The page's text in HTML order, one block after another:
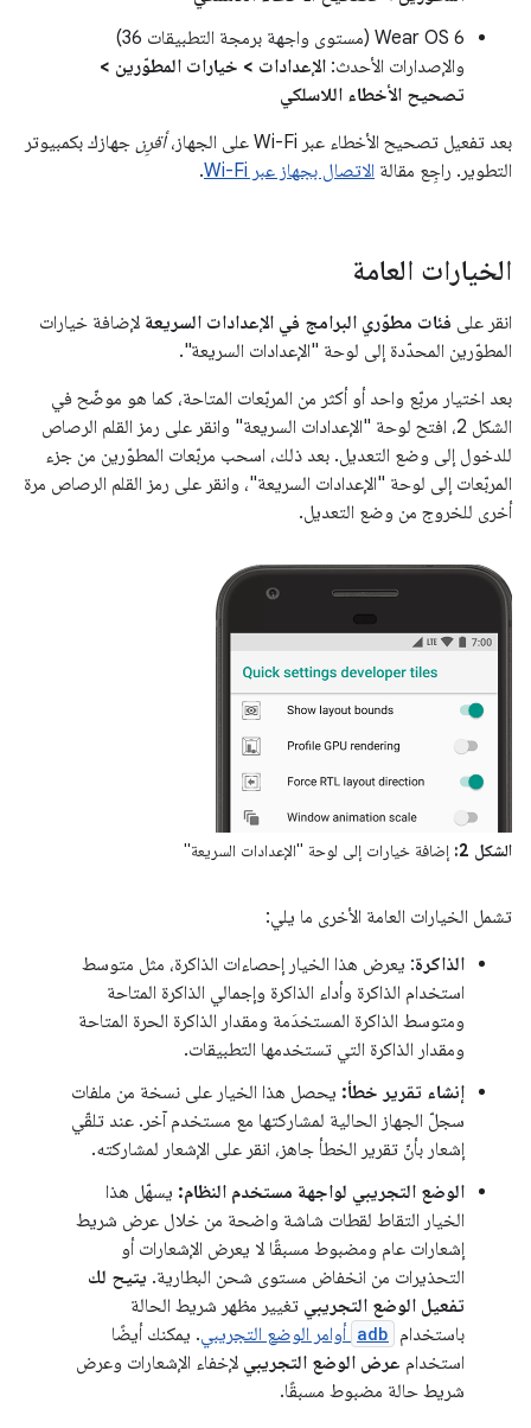
Wear OS 6 (مستوى واجهة برمجة التطبيقات 36)
والإصدارات الأحدث: الإعدادات > خيارات المطوّرين >
تصحيح الأخطاء اللاسلكي
بعد تفعيل تصحيح الأخطاء عبر Wi-Fi على الجهاز،
أقرِن جهازك بكمبيوتر
التطوير. راجِع مقالة الاتصال بجهاز عبر Wi-Fi .
الخيارات العامة
انقر على فئات مطوّري البرامج في الإعدادات السريعة لإضافة خيارات
المطوّرين المحدّدة إلى لوحة "الإعدادات السريعة".
بعد اختيار مربّع واحد أو أكثر من المربّعات المتاحة، كما هو موضّح في
الشكل 2، افتح لوحة "الإعدادات السريعة" وانقر على رمز القلم الرصاص
للدخول إلى وضع التعديل. بعد ذلك، اسحب مربّعات المطوّرين من جزء
المربّعات إلى لوحة "الإعدادات السريعة"، وانقر على رمز القلم الرصاص مرة
أخرى للخروج من وضع التعديل.
الشكل 2: إضافة خيارات إلى لوحة "الإعدادات السريعة"
تشمل الخيارات العامة الأخرى ما يلي:
الذاكرة: يعرض هذا الخيار إحصاءات الذاكرة، مثل متوسط
استخدام الذاكرة وأداء الذاكرة وإجمالي الذاكرة المتاحة
ومتوسط الذاكرة المستخدَمة ومقدار الذاكرة الحرة المتاحة
ومقدار الذاكرة التي تستخدمها التطبيقات.
إنشاء تقرير خطأ: يحصل هذا الخيار على نسخة من ملفات
سجلّ الجهاز الحالية لمشاركتها مع مستخدم آخر. عند تلقّي
إشعار بأنّ تقرير الخطأ جاهز، انقر على الإشعار لمشاركته.
الوضع التجريبي لواجهة مستخدم النظام: يسهّل هذا
الخيار التقاط لقطات شاشة واضحة من خلال عرض شريط
إشعارات عام ومضبوط مسبقًا لا يعرض الإشعارات أو
التحذيرات من انخفاض مستوى شحن البطارية. يتيح لك
تفعيل الوضع التجريبي تغيير مظهر شريط الحالة
باستخدام adb أوامر الوضع التجريبي. يمكنك أيضًا
استخدام عرض الوضع التجريبي لإخفاء الإشعارات وعرض
شريط حالة مضبوط مسبقًا.